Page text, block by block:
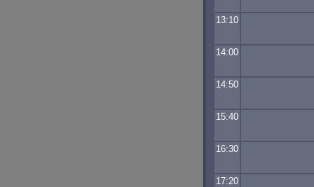
13:10
14:00
14:50
15:40
16:30
17:20